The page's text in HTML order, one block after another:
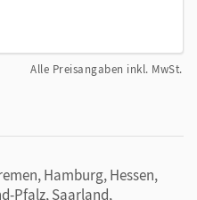
Alle Preisangaben inkl. MwSt.
Hamburg, Hessen,
Pfalz, Saarland,